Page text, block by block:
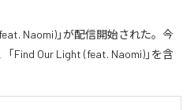
Naomi)」が配信開始された。今
Find Our Light (feat. Naomi)」を含